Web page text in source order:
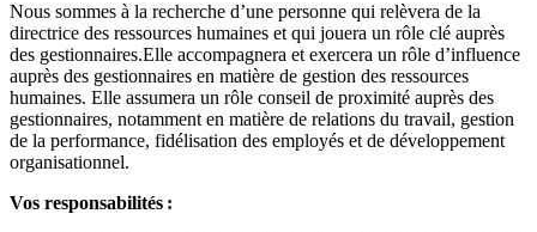
Nous sommes à la recherche d’une personne qui relèvera de la
directrice des ressources humaines et qui jouera un rôle clé auprès
des gestionnaires.Elle accompagnera et exercera un rôle d’influence
auprès des gestionnaires en matière de gestion des ressources
humaines. Elle assumera un rôle conseil de proximité auprès des
gestionnaires, notamment en matière de relations du travail, gestion
de la performance, fidélisation des employés et de développement
organisationnel.
Vos responsabilités :